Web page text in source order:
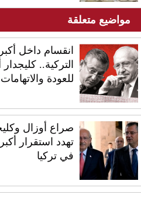
مواضيع متعلقة
انقسام داخل
التركية..
للعودة
صراع أوزال
تهدد استقرار
في تركيا